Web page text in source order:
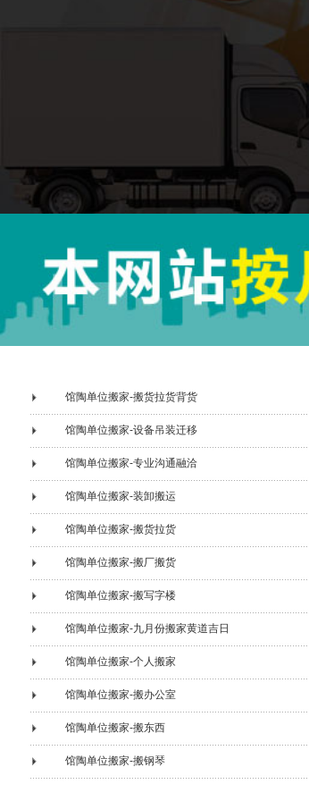
馆陶单位搬家-搬货拉货背货
馆陶单位搬家-设备吊装迁移
馆陶单位搬家-专业沟通融洽
馆陶单位搬家-装卸搬运
馆陶单位搬家-搬货拉货
馆陶单位搬家-搬厂搬货
馆陶单位搬家-搬写字楼
馆陶单位搬家-九月份搬家黄道吉日
馆陶单位搬家-个人搬家
馆陶单位搬家-搬办公室
馆陶单位搬家-搬东西
馆陶单位搬家-搬钢琴